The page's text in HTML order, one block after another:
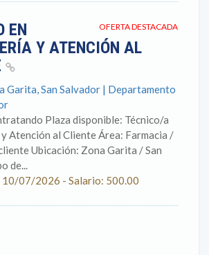
OFERTA DESTACADA
EN
Y ATENCIÓN AL
Garita, San Salvador | Departamento
Plaza disponible: Técnico/a
Atención al Cliente Área: Farmacia /
Ubicación: Zona Garita / San
de...
10/07/2026 - Salario: 500.00